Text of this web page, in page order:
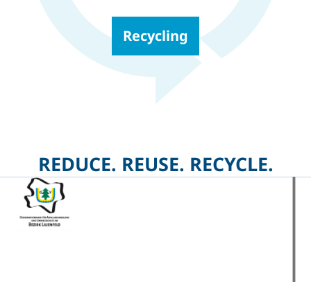
Recycling
REDUCE. REUSE. RECYCLE.
heißen Tagen